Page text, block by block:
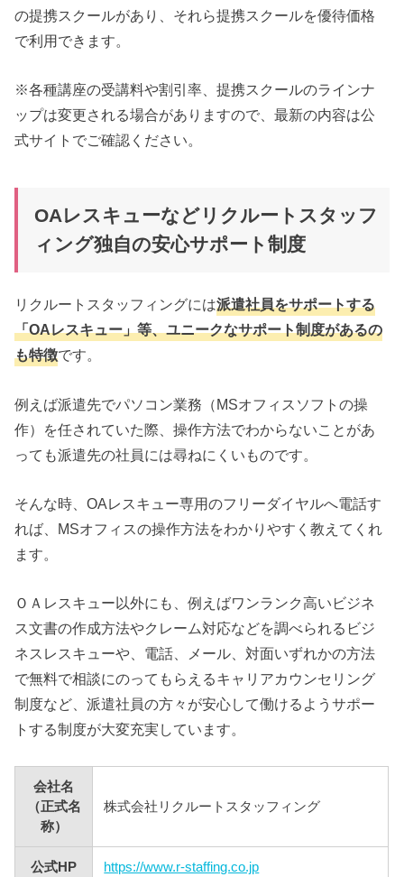
の提携スクールがあり、それら提携スクールを優待価格
で利用できます。
※各種講座の受講料や割引率、提携スクールのラインナ
ップは変更される場合がありますので、最新の内容は公
式サイトでご確認ください。
OAレスキューなどリクルートスタッフ
ィング独自の安心サポート制度
リクルートスタッフィングには派遣社員をサポートする
「OAレスキュー」等、ユニークなサポート制度があるの
も特徴です。
例えば派遣先でパソコン業務（MSオフィスソフトの操
作）を任されていた際、操作方法でわからないことがあ
っても派遣先の社員には尋ねにくいものです。
そんな時、OAレスキュー専用のフリーダイヤルへ電話す
れば、MSオフィスの操作方法をわかりやすく教えてくれ
ます。
ＯＡレスキュー以外にも、例えばワンランク高いビジネ
ス文書の作成方法やクレーム対応などを調べられるビジ
ネスレスキューや、電話、メール、対面いずれかの方法
で無料で相談にのってもらえるキャリアカウンセリング
制度など、派遣社員の方々が安心して働けるようサポー
トする制度が大変充実しています。
会社名
（正式名
称）
株式会社リクルートスタッフィング
公式HP https://www.r-staffing.co.jp